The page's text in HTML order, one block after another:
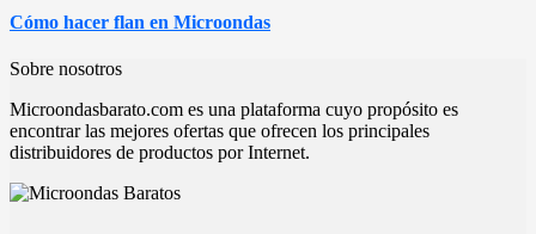
Cómo hacer flan en Microondas
Sobre nosotros
Microondasbarato.com es una plataforma cuyo propósito es
encontrar las mejores ofertas que ofrecen los principales
distribuidores de productos por Internet.